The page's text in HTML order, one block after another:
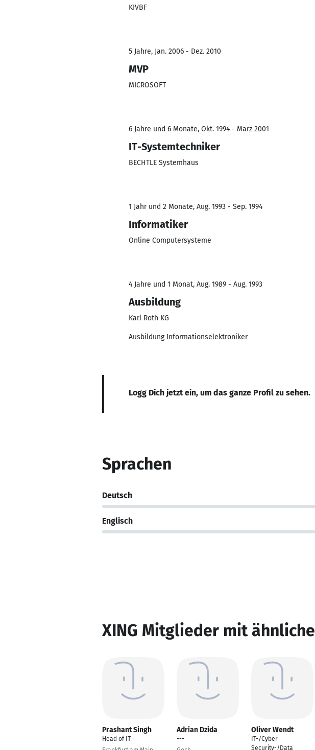
KIVBF
5 Jahre, Jan. 2006 - Dez. 2010
MVP
MICROSOFT
6 Jahre und 6 Monate, Okt. 1994 - März 2001
IT-Systemtechniker
BECHTLE Systemhaus
1 Jahr und 2 Monate, Aug. 1993 - Sep. 1994
Informatiker
Online Computersysteme
4 Jahre und 1 Monat, Aug. 1989 - Aug. 1993
Ausbildung
Karl Roth KG
Ausbildung Informationselektroniker
Logg Dich jetzt ein, um das ganze Profil zu sehen.
Sprachen
Deutsch
Englisch
XING Mitglieder mit
Prashant Singh
Head of IT
Adrian Dzida
---
Oliver Wendt
IT-/Cyber
Security-/Data